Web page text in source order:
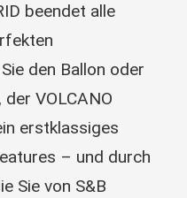
beendet alle
den Ballon oder
VOLCANO
erstklassiges
– und durch
Sie von S&B